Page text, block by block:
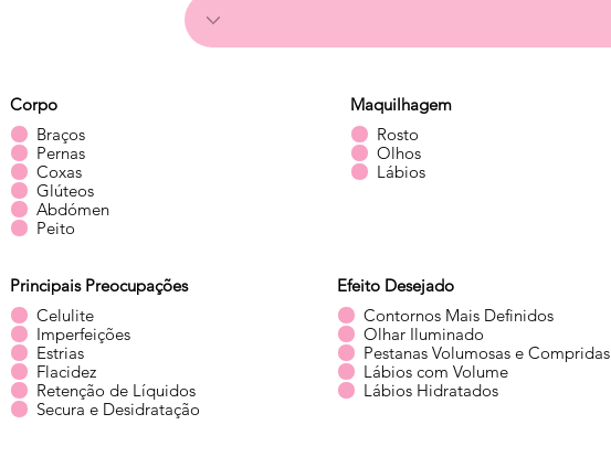
Corpo
Braços
Pernas
Coxas
Glúteos
Abdómen
Peito
Principais Preocupações
Celulite
Imperfeições
Estrias
Flacidez
Retenção de Líquidos
Secura e Desidratação
Maquilhagem
Rosto
Olhos
Lábios
Efeito Desejado
Contornos Mais Definidos
Olhar Iluminado
Pestanas Volumosas e Compridas
Lábios com Volume
Lábios Hidratados